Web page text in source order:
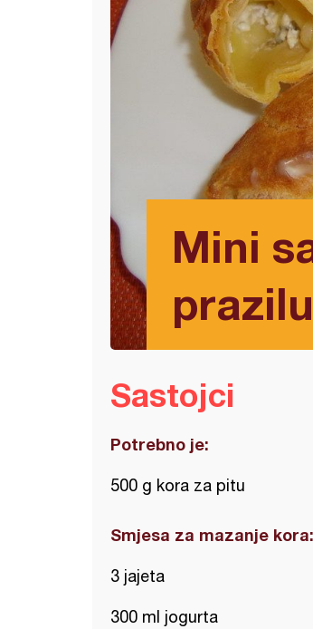
Mini
Sastojci
Potrebno je:
500 g kora za pitu
Smjesa za mazanje kora:
3 jajeta
300 ml jogurta